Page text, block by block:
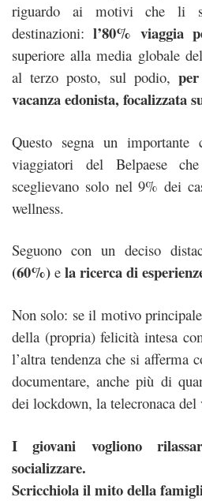
riguardo ai motivi che li
destinazioni:l’80% viaggia
superiore alla media globale
al terzo posto, sul podio,
vacanza edonista, focalizzata
Questo segna un
viaggiatori del Belpaese
sceglievano solo nel 9% dei
wellness.
Seguono con un deciso
(60%) e la ricerca di
Non solo: se il motivo
della (propria) felicità intesa
l’altra tendenza che si afferma
documentare, anche più di
dei lockdown, la telecronaca
I giovani vogliono
socializzare.
Scricchiola il mito della